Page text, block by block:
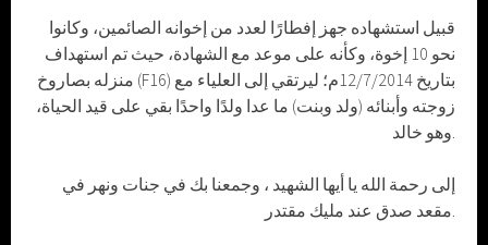
قبيل استشهاده جهز إفطارًا لعدد من إخوانه الصائمين، وكانوا
نحو 10 إخوة، وكأنه على موعد مع الشهادة، حيث تم استهداف
منزله بصاروخ (F16) بتاريخ 12/7/2014م؛ ليرتقي إلى العلياء مع
زوجته وأبنائه (ولد وبنت) ما عدا ولدًا واحدًا بقي على قيد الحياة،
إلى رحمة الله يا أيها الشهيد ، وجمعنا بك في جنات ونهر في